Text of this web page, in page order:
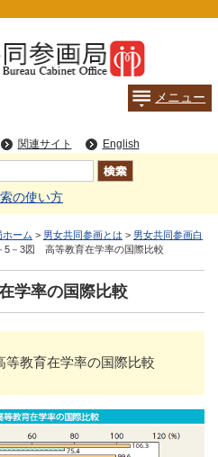
の使い方
ホーム > 男女共同参画とは > 男女共同参画白
5－3図 高等教育在学率の国際比較
学率の国際比較
教育在学率の国際比較